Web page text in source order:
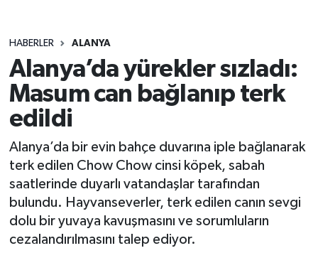
HABERLER ALANYA
Alanya’da yürekler sızladı:
Masum can bağlanıp terk
edildi
Alanya’da bir evin bahçe duvarına iple bağlanarak
terk edilen Chow Chow cinsi köpek, sabah
saatlerinde duyarlı vatandaşlar tarafından
bulundu. Hayvanseverler, terk edilen canın sevgi
dolu bir yuvaya kavuşmasını ve sorumluların
cezalandırılmasını talep ediyor.
Siyaset
Spor
Turizm
Ekonomi
Gazipaşa
Süper Lig Puan Durumu ve Fikstür
Tüm Manşetler
Son Dakika Haberleri
Haber Arşivi